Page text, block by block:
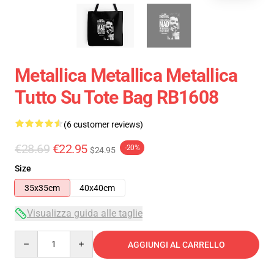
Metallica Metallica Metallica
Tutto Su Tote Bag RB1608
(6 customer reviews)
€28.69 €22.95 $24.95 -20%
Size
35x35cm
40x40cm
Visualizza guida alle taglie
AGGIUNGI AL CARRELLO